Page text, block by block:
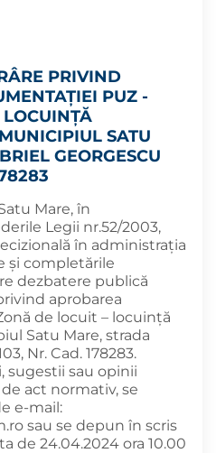
PRIVIND
PUZ -
SATU
GEORGESCU
Mare, în
Legii nr.52/2003,
în administrația
și completările
dezbatere publică
aprobarea
de locuit – locuință
Satu Mare, strada
Nr. Cad. 178283.
sugestii sau opinii
act normativ, se
e-mail:
sau se depun în scris
de 24.04.2024 ora 10.00